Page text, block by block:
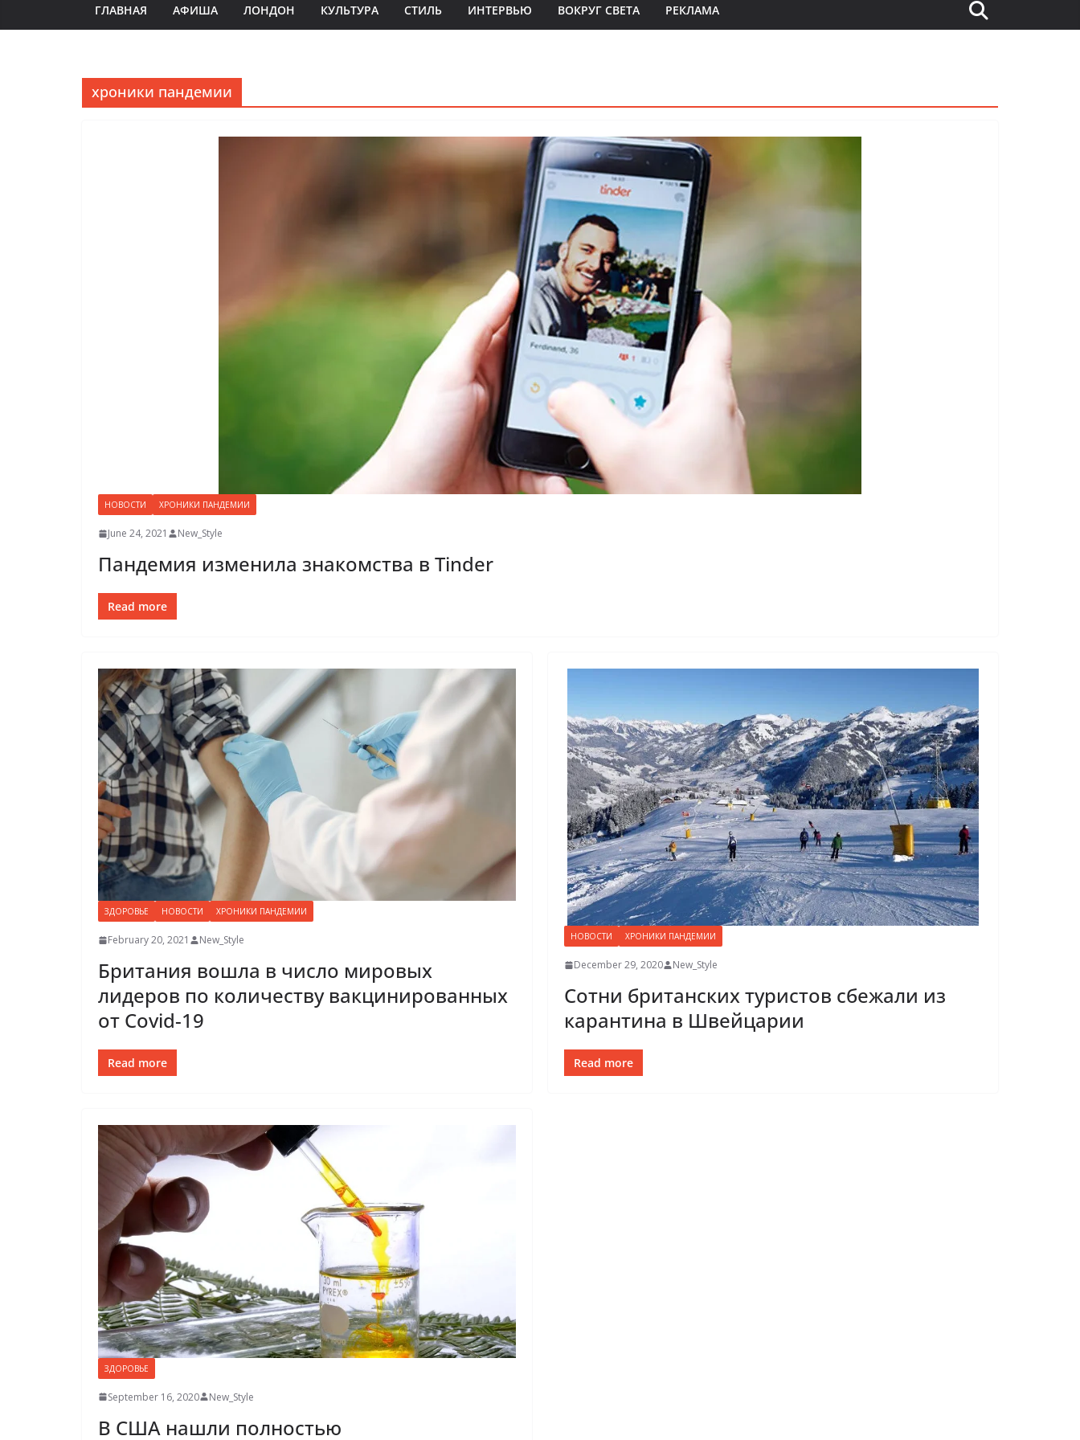
ГЛАВНАЯ АФИША ЛОНДОН КУЛЬТУРА СТИЛЬ ИНТЕРВЬЮ ВОКРУГ СВЕТА РЕКЛАМА
хроники пандемии
НОВОСТИ ХРОНИКИ ПАНДЕМИИ
June 24, 2021 New_Style
Пандемия изменила знакомства в Tinder
Read more
ЗДОРОВЬЕ НОВОСТИ ХРОНИКИ ПАНДЕМИИ
February 20, 2021 New_Style
Британия вошла в число мировых
лидеров по количеству вакцинированных
от Covid-19
Read more
НОВОСТИ ХРОНИКИ ПАНДЕМИИ
December 29, 2020 New_Style
Сотни британских туристов сбежали из
карантина в Швейцарии
Read more
ЗДОРОВЬЕ
September 16, 2020 New_Style
В США нашли полностью